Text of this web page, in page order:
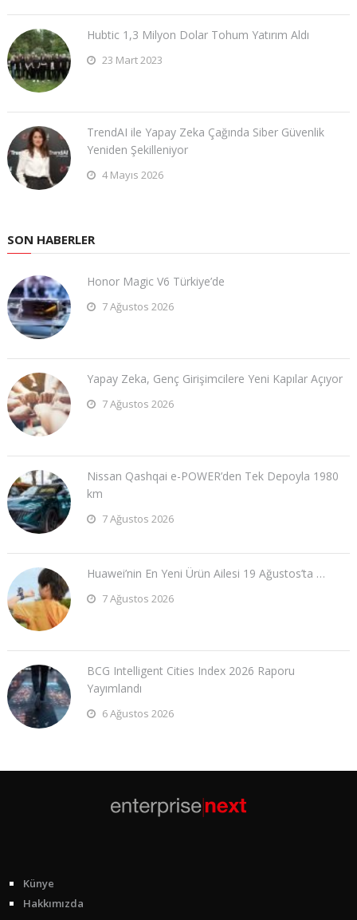
Hubtic 1,3 Milyon Dolar Tohum Yatırım Aldı
23 Mart 2023
TrendAI ile Yapay Zeka Çağında Siber Güvenlik
Yeniden Şekilleniyor
4 Mayıs 2026
SON HABERLER
Honor Magic V6 Türkiye’de
7 Ağustos 2026
Yapay Zeka, Genç Girişimcilere Yeni Kapılar Açıyor
7 Ağustos 2026
Nissan Qashqai e-POWER’den Tek Depoyla 1980
km
7 Ağustos 2026
Huawei’nin En Yeni Ürün Ailesi 19 Ağustos’ta …
7 Ağustos 2026
BCG Intelligent Cities Index 2026 Raporu
Yayımlandı
6 Ağustos 2026
Künye
Hakkımızda